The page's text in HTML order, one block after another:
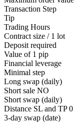
Transaction Step
Tip
Trading Hours
Contract size / 1 lot
Deposit required
Value of 1 pip
Financial leverage
Minimal step
Long swap (daily)
Short sale NO
Short swap (daily)
Distance SL and TP 0
3-day swap (date)